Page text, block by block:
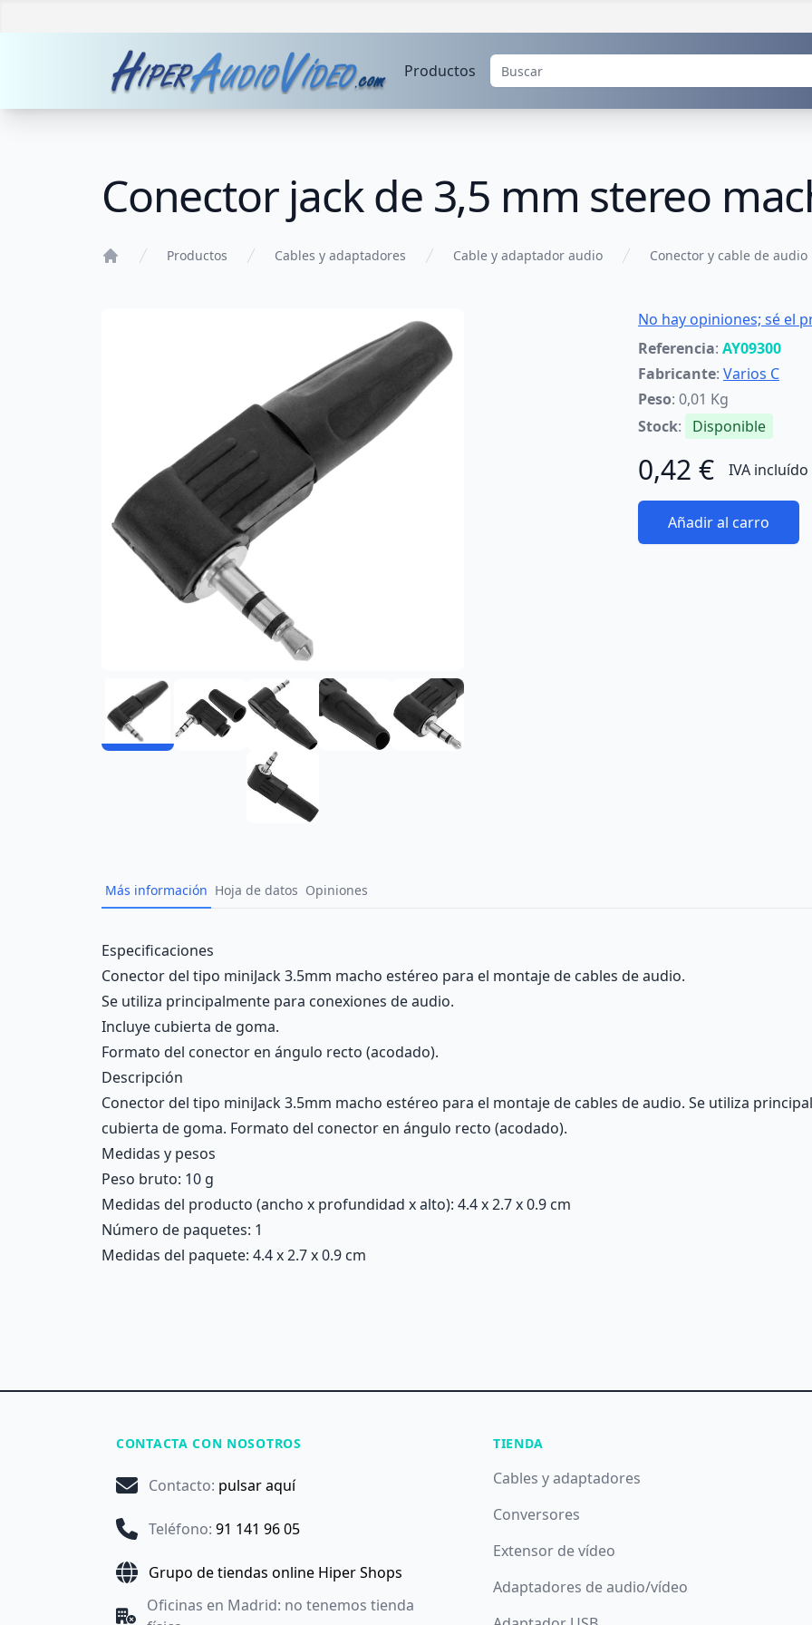
Productos
Conector jack de 3,5 mm stereo
Productos Cables y adaptadores Cable y adaptador audio Conector y cable de audio
No hay opiniones; sé el
Referencia: AY09300
Fabricante: Varios C
Peso: 0,01 Kg
Stock: Disponible
0,42 € IVA incluído
Añadir al carro
Más información Hoja de datos Opiniones
Description
Especificaciones
Conector del tipo miniJack 3.5mm macho estéreo para el montaje de cables de audio.
Se utiliza principalmente para conexiones de audio.
Incluye cubierta de goma.
Formato del conector en ángulo recto (acodado).
Descripción
Conector del tipo miniJack 3.5mm macho estéreo para el montaje de cables de audio. Se utiliza
cubierta de goma. Formato del conector en ángulo recto (acodado).
Medidas y pesos
Peso bruto: 10 g
Medidas del producto (ancho x profundidad x alto): 4.4 x 2.7 x 0.9 cm
Número de paquetes: 1
Medidas del paquete: 4.4 x 2.7 x 0.9 cm
CONTACTA CON NOSOTROS
Contacto: pulsar aquí
Teléfono: 91 141 96 05
Grupo de tiendas online Hiper Shops
Oficinas en Madrid: no tenemos tienda
TIENDA
Cables y adaptadores
Conversores
Extensor de vídeo
Adaptadores de audio/vídeo